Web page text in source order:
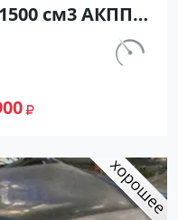
см3 АКПП
в Анапа:
года по цене
№27293
км.